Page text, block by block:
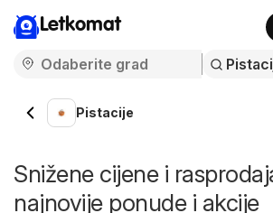
Letkomat
Pistacije
Snižene cijene i
najnovije ponude i akcije